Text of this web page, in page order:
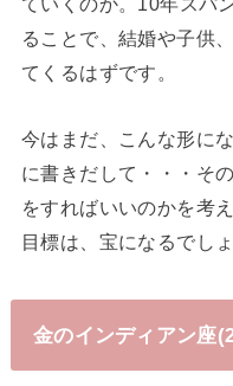
ることで、結婚や子供
てくるはずです。
今はまだ、こんな形に
に書きだして・・・そ
をすればいいのかを考
目標は、宝になるでしょ
金のインディアン座